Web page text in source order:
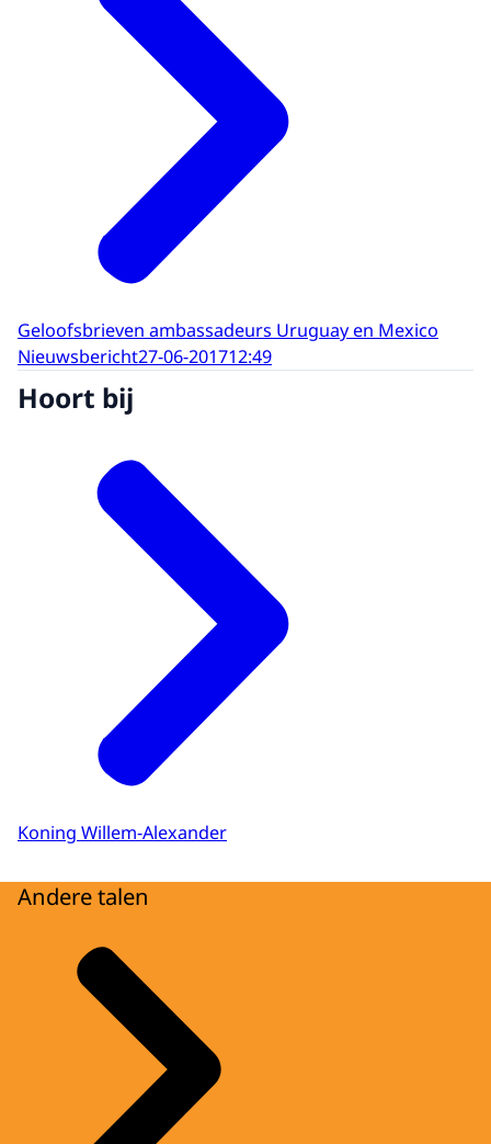
Geloofsbrieven ambassadeurs Uruguay en Mexico
Nieuwsbericht27-06-201712:49
Hoort bij
Koning Willem-Alexander
Andere talen